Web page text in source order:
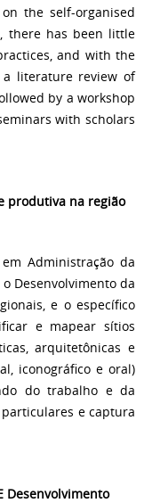
the self-organised
there has been little
and with the
a literature review of
by a workshop
with scholars
produtiva na região
Administração da
Desenvolvimento da
e o específico
e mapear sítios
arquitetônicas e
iconográfico e oral)
do trabalho e da
e captura
Desenvolvimento